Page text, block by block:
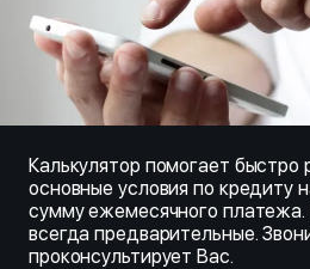
Калькулятор помогает быстро
основные условия по кредиту
сумму ежемесячного платежа.
всегда предварительные.
проконсультирует Вас.